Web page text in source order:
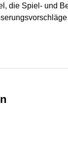
die Spiel- und